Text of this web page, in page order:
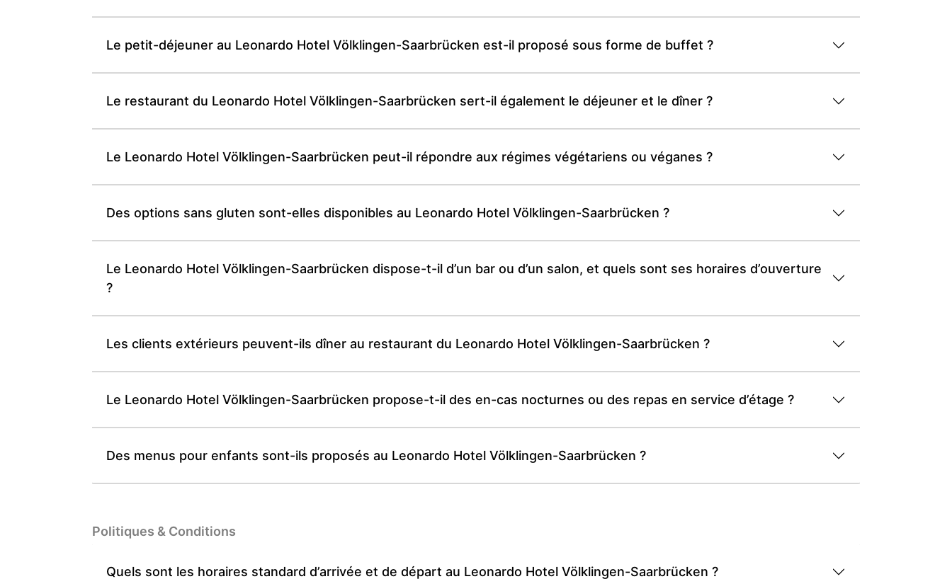
Le petit-déjeuner au Leonardo Hotel Völklingen-Saarbrücken est-il proposé sous forme de buffet ?
Le restaurant du Leonardo Hotel Völklingen-Saarbrücken sert-il également le déjeuner et le dîner ?
Le Leonardo Hotel Völklingen-Saarbrücken peut-il répondre aux régimes végétariens ou véganes ?
Des options sans gluten sont-elles disponibles au Leonardo Hotel Völklingen-Saarbrücken ?
Le Leonardo Hotel Völklingen-Saarbrücken dispose-t-il d’un bar ou d’un salon, et quels sont ses horaires d’ouverture
?
Les clients extérieurs peuvent-ils dîner au restaurant du Leonardo Hotel Völklingen-Saarbrücken ?
Le Leonardo Hotel Völklingen-Saarbrücken propose-t-il des en-cas nocturnes ou des repas en service d’étage ?
Des menus pour enfants sont-ils proposés au Leonardo Hotel Völklingen-Saarbrücken ?
Politiques & Conditions
Quels sont les horaires standard d’arrivée et de départ au Leonardo Hotel Völklingen-Saarbrücken ?